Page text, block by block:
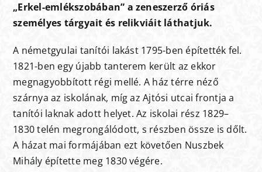
„Erkel-emlékszobában” a zeneszerző óriás
személyes tárgyait és relikviáit láthatjuk.
A németgyulai tanítói lakást 1795-ben építették fel.
1821-ben egy újabb tanterem került az ekkor
megnagyobbított régi mellé. A ház térre néző
szárnya az iskolának, míg az Ajtósi utcai frontja a
tanítói laknak adott helyet. Az iskolai rész 1829–
1830 telén megrongálódott, s részben össze is dőlt.
A házat mai formájában ezt követően Nuszbek
Mihály építette meg 1830 végére.